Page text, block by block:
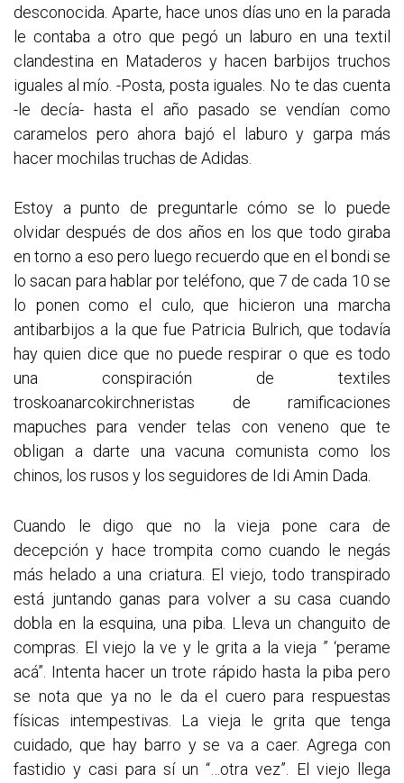
desconocida. Aparte, hace unos días uno en la parada
le contaba a otro que pegó un laburo en una textil
clandestina en Mataderos y hacen barbijos truchos
iguales al mío. -Posta, posta iguales. No te das cuenta
-le decía- hasta el año pasado se vendían como
caramelos pero ahora bajó el laburo y garpa más
hacer mochilas truchas de Adidas.
Estoy a punto de preguntarle cómo se lo puede
olvidar después de dos años en los que todo giraba
en torno a eso pero luego recuerdo que en el bondi se
lo sacan para hablar por teléfono, que 7 de cada 10 se
lo ponen como el culo, que hicieron una marcha
antibarbijos a la que fue Patricia Bulrich, que todavía
hay quien dice que no puede respirar o que es todo
una conspiración de textiles
troskoanarcokirchneristas de ramificaciones
mapuches para vender telas con veneno que te
obligan a darte una vacuna comunista como los
chinos, los rusos y los seguidores de Idi Amin Dada.
Cuando le digo que no la vieja pone cara de
decepción y hace trompita como cuando le negás
más helado a una criatura. El viejo, todo transpirado
está juntando ganas para volver a su casa cuando
dobla en la esquina, una piba. Lleva un changuito de
compras. El viejo la ve y le grita a la vieja ” ‘perame
acá”. Intenta hacer un trote rápido hasta la piba pero
se nota que ya no le da el cuero para respuestas
físicas intempestivas. La vieja le grita que tenga
cuidado, que hay barro y se va a caer. Agrega con
fastidio y casi para sí un “…otra vez”. El viejo llega